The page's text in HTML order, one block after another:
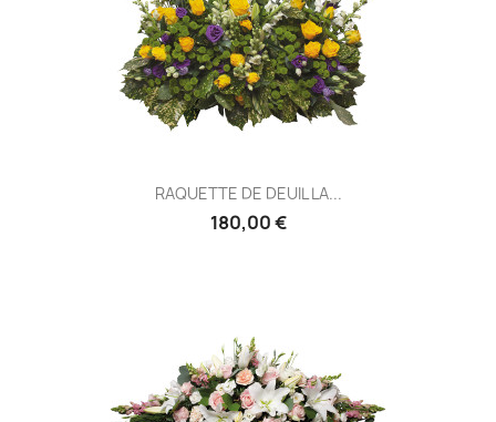
RAQUETTE DE DEUIL LA...
180,00 €